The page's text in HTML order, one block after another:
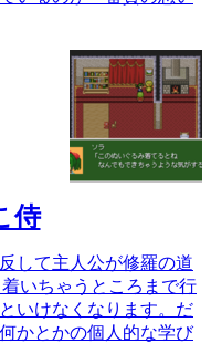
侍
して主人公が修羅の道
いちゃうところまで行
いけなくなります。だ
かとかの個人的な学び